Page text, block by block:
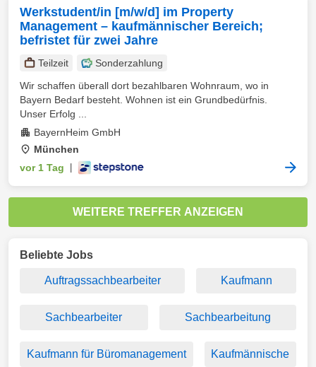
Werkstudent/in [m/w/d] im Property
Management – kaufmännischer Bereich;
befristet für zwei Jahre
Teilzeit
Sonderzahlung
Wir schaffen überall dort bezahlbaren Wohnraum, wo in
Bayern Bedarf besteht. Wohnen ist ein Grundbedürfnis.
Unser Erfolg ...
BayernHeim GmbH
München
vor 1 Tag
WEITERE TREFFER ANZEIGEN
Beliebte Jobs
Auftragssachbearbeiter Kaufmann
Sachbearbeiter Sachbearbeitung
Kaufmann für Büromanagement Kaufmännische